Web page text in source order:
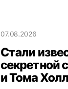
07.08.2026
Стали
секретной
и Тома